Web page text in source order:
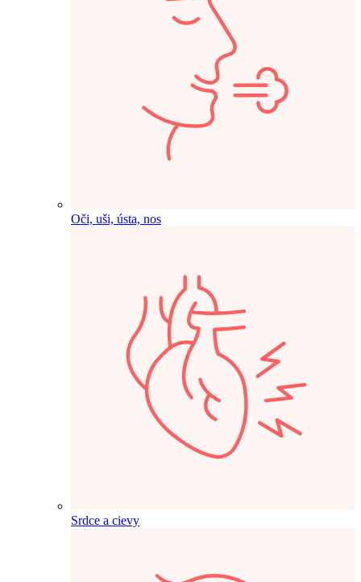
Oči, uši, ústa, nos
Srdce a cievy